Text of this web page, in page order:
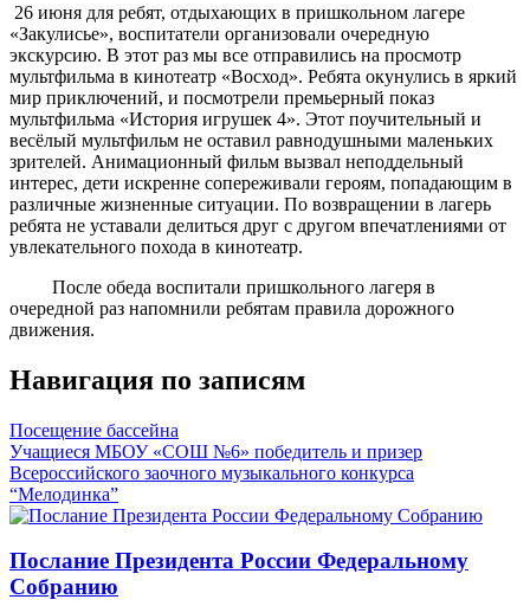
26 июня для ребят, отдыхающих в пришкольном лагере
«Закулисье», воспитатели организовали очередную
экскурсию. В этот раз мы все отправились на просмотр
мультфильма в кинотеатр «Восход». Ребята окунулись в яркий
мир приключений, и посмотрели премьерный показ
мультфильма «История игрушек 4». Этот поучительный и
весёлый мультфильм не оставил равнодушными маленьких
зрителей. Анимационный фильм вызвал неподдельный
интерес, дети искренне сопереживали героям, попадающим в
различные жизненные ситуации. По возвращении в лагерь
ребята не уставали делиться друг с другом впечатлениями от
увлекательного похода в кинотеатр.
После обеда воспитали пришкольного лагеря в
очередной раз напомнили ребятам правила дорожного
движения.
Навигация по записям
Посещение бассейна
Учащиеся МБОУ «СОШ №6» победитель и призер
Всероссийского заочного музыкального конкурса
“Мелодинка”
Послание Президента России Федеральному
Собранию